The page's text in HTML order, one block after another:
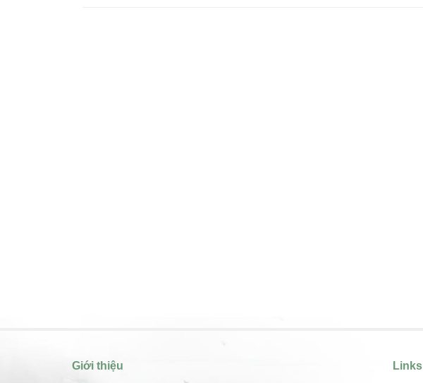
Giới thiệu Links